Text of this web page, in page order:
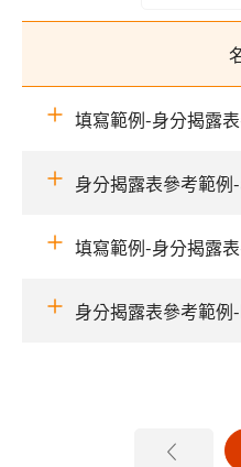
填寫範例-身分揭露
身分揭露表參考範
填寫範例-身分揭露
身分揭露表參考範